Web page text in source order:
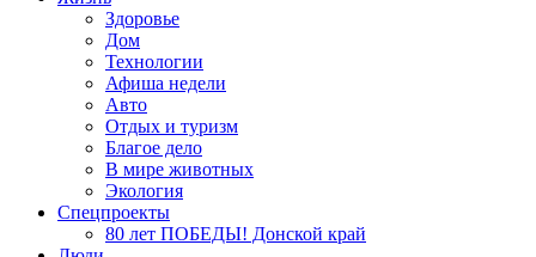
Здоровье
Дом
Технологии
Афиша недели
Авто
Отдых и туризм
Благое дело
В мире животных
Экология
Спецпроекты
80 лет ПОБЕДЫ! Донской край